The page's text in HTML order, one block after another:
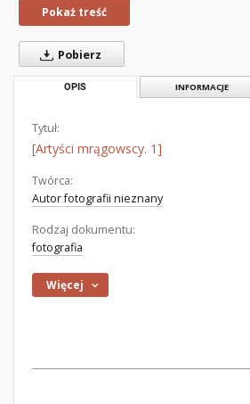
Pokaż treść
Pobierz
OPIS INFORMACJE
Tytuł:
[Artyści mrągowscy. 1]
Twórca:
Autor fotografii nieznany
Rodzaj dokumentu:
fotografia
Więcej